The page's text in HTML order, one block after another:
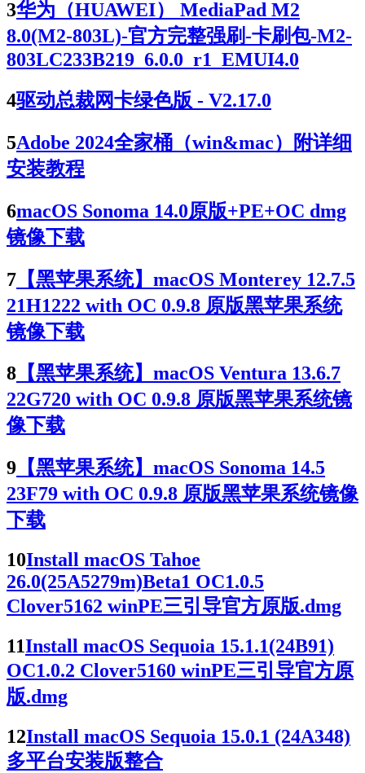
3华为（HUAWEI） MediaPad M2
8.0(M2-803L)-官方完整强刷-卡刷包-M2-
803LC233B219_6.0.0_r1_EMUI4.0
4驱动总裁网卡绿色版 - V2.17.0
5Adobe 2024全家桶（win&mac）附详细
安装教程
6macOS Sonoma 14.0原版+PE+OC dmg
镜像下载
7 【黑苹果系统】macOS Monterey 12.7.5
21H1222 with OC 0.9.8 原版黑苹果系统
镜像下载
8 【黑苹果系统】macOS Ventura 13.6.7
22G720 with OC 0.9.8 原版黑苹果系统镜
像下载
9 【黑苹果系统】macOS Sonoma 14.5
23F79 with OC 0.9.8 原版黑苹果系统镜像
下载
10Install macOS Tahoe
26.0(25A5279m)Beta1 OC1.0.5
Clover5162 winPE三引导官方原版.dmg
11Install macOS Sequoia 15.1.1(24B91)
OC1.0.2 Clover5160 winPE三引导官方原
版.dmg
12Install macOS Sequoia 15.0.1 (24A348)
多平台安装版整合